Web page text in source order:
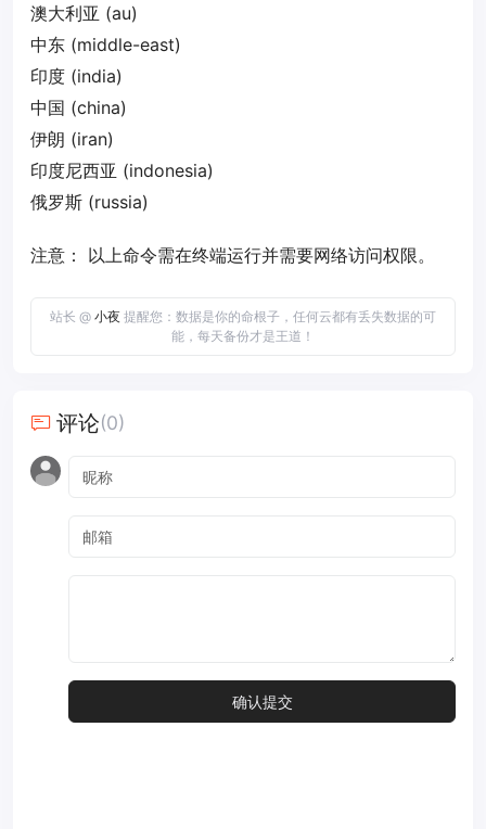
澳大利亚 (au)
中东 (middle-east)
印度 (india)
中国 (china)
伊朗 (iran)
印度尼西亚 (indonesia)
俄罗斯 (russia)
注意： 以上命令需在终端运行并需要网络访问权限。
站长 @ 小夜 提醒您：数据是你的命根子，任何云都有丢失数据的可
能，每天备份才是王道！
评论(0)